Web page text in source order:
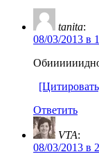
tanita:
08/03/2013 в
Ответить
VTA:
08/03/2013 в